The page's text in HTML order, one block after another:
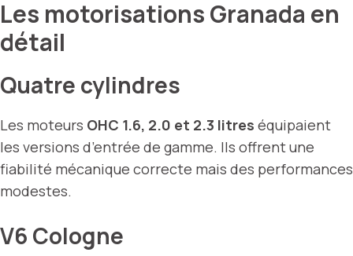
Les motorisations Granada en
détail
Quatre cylindres
Les moteurs OHC 1.6, 2.0 et 2.3 litres équipaient
les versions d’entrée de gamme. Ils offrent une
fiabilité mécanique correcte mais des performances
modestes.
V6 Cologne